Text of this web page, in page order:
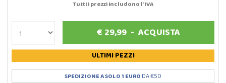
Tutti i prezzi includono l'IVA
€ 29,99 -ACQUISTA
ULTIMI PEZZI
SPEDIZIONE A SOLO 1 EURO DA €50